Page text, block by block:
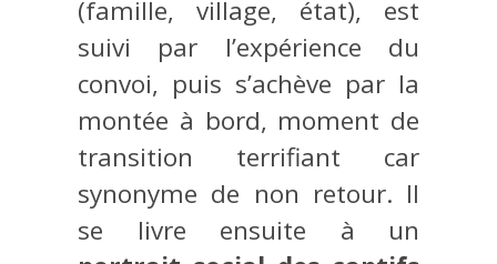
(famille, village, état), est
suivi par l’expérience du
convoi, puis s’achève par la
montée à bord, moment de
transition terrifiant car
synonyme de non retour. Il
se livre ensuite à un